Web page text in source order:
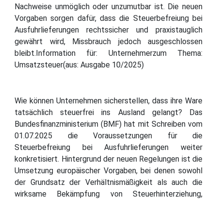
Nachweise unmöglich oder unzumutbar ist. Die neuen
Vorgaben sorgen dafür, dass die Steuerbefreiung bei
Ausfuhrlieferungen rechtssicher und praxistauglich
gewährt wird, Missbrauch jedoch ausgeschlossen
bleibt.Information für: Unternehmerzum Thema:
Umsatzsteuer(aus: Ausgabe 10/2025)
Wie können Unternehmen sicherstellen, dass ihre Ware
tatsächlich steuerfrei ins Ausland gelangt? Das
Bundesfinanzministerium (BMF) hat mit Schreiben vom
01.07.2025 die Voraussetzungen für die
Steuerbefreiung bei Ausfuhrlieferungen weiter
konkretisiert. Hintergrund der neuen Regelungen ist die
Umsetzung europäischer Vorgaben, bei denen sowohl
der Grundsatz der Verhältnismäßigkeit als auch die
wirksame Bekämpfung von Steuerhinterziehung,